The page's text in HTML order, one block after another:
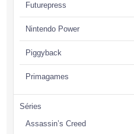
Futurepress
Nintendo Power
Piggyback
Primagames
Séries
Assassin’s Creed